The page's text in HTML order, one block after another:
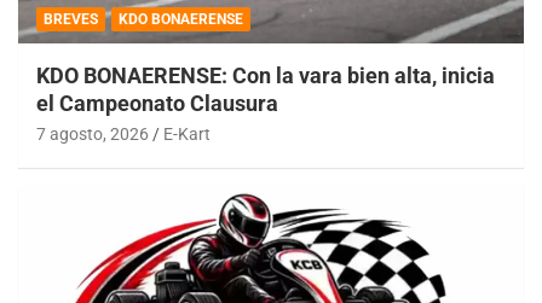
BREVES KDO BONAERENSE
KDO BONAERENSE: Con la vara bien alta, inicia
el Campeonato Clausura
7 agosto, 2026 E-Kart